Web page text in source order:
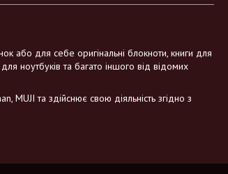
або для себе оригінальні блокноти, книги для
ноутбуків та багато іншого від відомих
та здійснює свою діяльність згідно з